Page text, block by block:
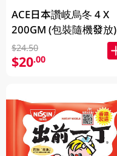
ACE日本讚岐烏冬 4 X
200GM (包裝隨機發放)
$24.50
$20.00